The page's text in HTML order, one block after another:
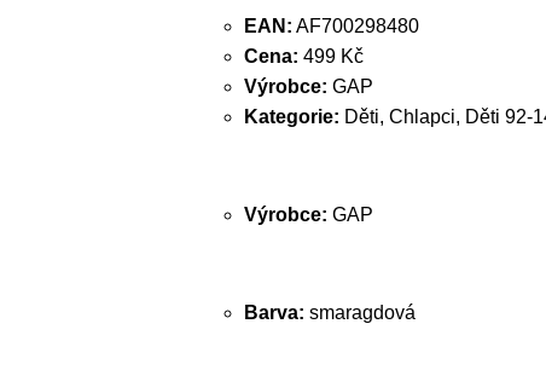
EAN: AF700298480
Cena: 499 Kč
Výrobce: GAP
Kategorie: Děti, Chlapci, Děti 92-
Výrobce: GAP
Barva: smaragdová